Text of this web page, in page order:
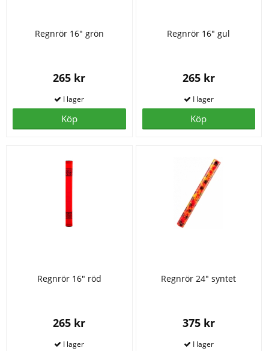
Regnrör 16" grön
265 kr
Köp
Regnrör 16" gul
265 kr
Köp
Regnrör 16" röd
265 kr
Regnrör 24" syntet
375 kr